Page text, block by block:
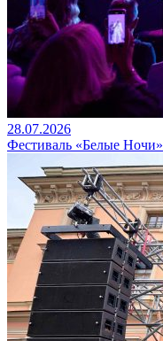
28.07.2026
Фестиваль «Белые Ночи»